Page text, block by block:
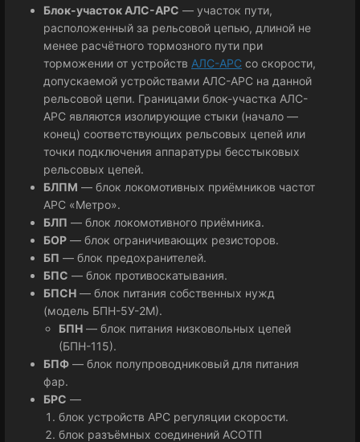
Блок-участок АЛС-АРС — участок пути,
расположенный за рельсовой цепью, длиной не
менее расчётного тормозного пути при
торможении от устройств АЛС-АРС со скорости,
допускаемой устройствами АЛС-АРС на данной
рельсовой цепи. Границами блок-участка АЛС-
АРС являются изолирующие стыки (начало —
конец) соответствующих рельсовых цепей или
точки подключения аппаратуры бесстыковых
рельсовых цепей.
БЛПМ — блок локомотивных приёмников частот
АРС «Метро».
БЛП — блок локомотивного приёмника.
БОР — блок ограничивающих резисторов.
БП — блок предохранителей.
БПС — блок противоскатывания.
БПСН — блок питания собственных нужд
(модель БПН-5У-2М).
БПН — блок питания низковольных цепей
(БПН-115).
БПФ — блок полупроводниковый для питания
фар.
БРС —
блок устройств АРС регуляции скорости.
блок разъёмных соединений АСОТП